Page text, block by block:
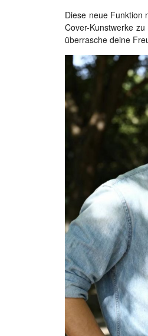
Diese neue Funktion
Cover-Kunstwerke
überrasche deine